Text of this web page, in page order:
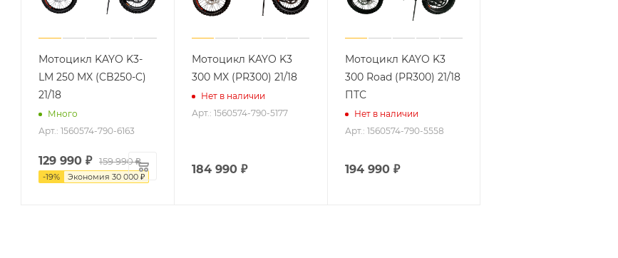
Мотоцикл KAYO K3-
LM 250 MX (CB250-C)
21/18
Много
Арт.: 1560574-790-6163
129 990 ₽ 159 990₽
-19% Экономия 30 000 ₽
Мотоцикл KAYO K3
300 MX (PR300) 21/18
Нет в наличии
Арт.: 1560574-790-5177
184 990₽
Мотоцикл KAYO K3
300 Road (PR300) 21/18
ПТС
Нет в наличии
Арт.: 1560574-790-5558
194 990₽